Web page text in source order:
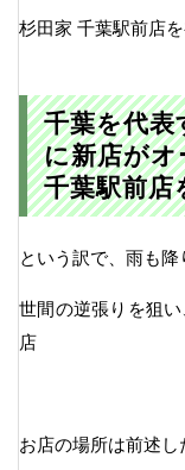
杉田家 千葉駅前店
千葉を代表
に新店が
千葉駅前店
という訳で、雨も
世間の逆張りを狙
店
お店の場所は前述